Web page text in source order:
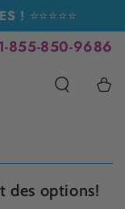
! ⭐⭐⭐⭐⭐
855-850-9686
Panier
des options!